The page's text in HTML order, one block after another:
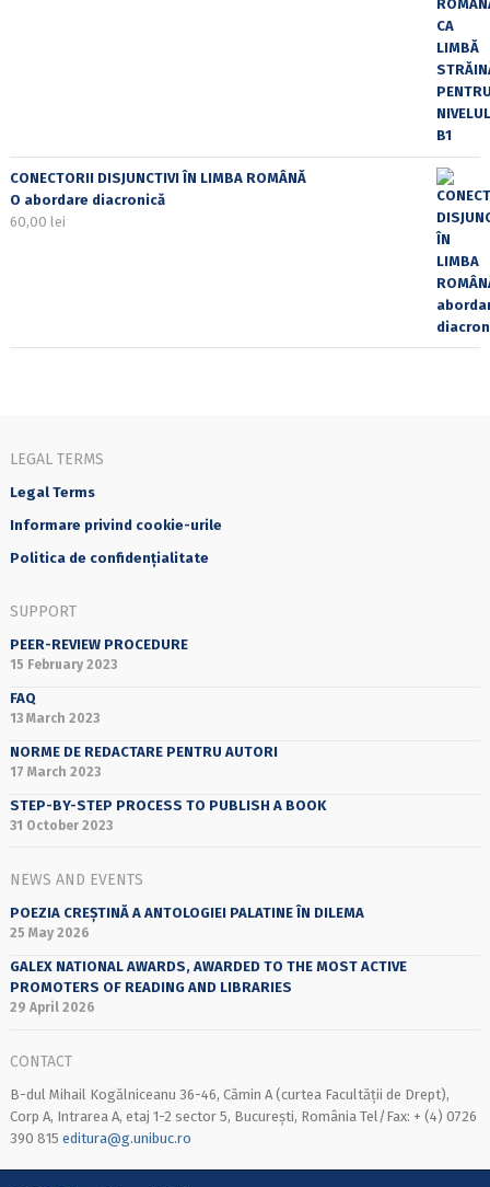
CONECTORII DISJUNCTIVI ÎN LIMBA ROMÂNĂ
O abordare diacronică
60,00 lei
LEGAL TERMS
Legal Terms
Informare privind cookie-urile
Politica de confidențialitate
SUPPORT
PEER-REVIEW PROCEDURE
15 February 2023
FAQ
13 March 2023
NORME DE REDACTARE PENTRU AUTORI
17 March 2023
STEP-BY-STEP PROCESS TO PUBLISH A BOOK
31 October 2023
NEWS AND EVENTS
POEZIA CREȘTINĂ A ANTOLOGIEI PALATINE ÎN DILEMA
25 May 2026
GALEX NATIONAL AWARDS, AWARDED TO THE MOST ACTIVE
PROMOTERS OF READING AND LIBRARIES
29 April 2026
CONTACT
B-dul Mihail Kogălniceanu 36-46, Cămin A (curtea Facultății de Drept),
Corp A, Intrarea A, etaj 1-2 sector 5, București, România Tel/Fax: + (4) 0726
390 815 editura@g.unibuc.ro